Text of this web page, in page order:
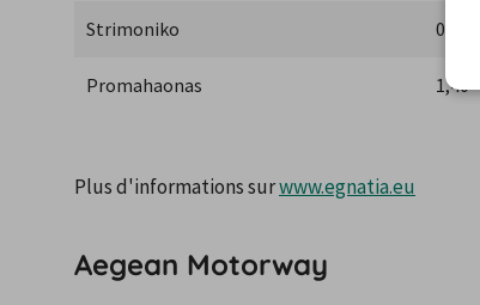
Strimoniko 0,70
Promahaonas 1,40
Plus d'informations sur www.egnatia.eu
Aegean Motorway